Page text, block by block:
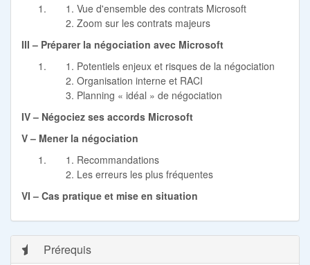
Vue d'ensemble des contrats Microsoft
Zoom sur les contrats majeurs
III – Préparer la négociation avec Microsoft
Potentiels enjeux et risques de la négociation
Organisation interne et RACI
Planning « idéal » de négociation
IV – Négociez ses accords Microsoft
V – Mener la négociation
Recommandations
Les erreurs les plus fréquentes
VI – Cas pratique et mise en situation
Prérequis